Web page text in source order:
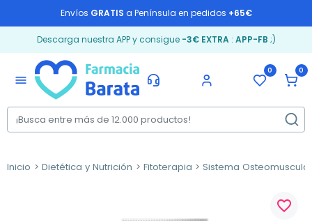
Envíos GRATIS a Península en pedidos +65€
Descarga nuestra APP y consigue -3€ EXTRA: APP-FB ;)
menu
0 0
Inicio Dietética y Nutrición Fitoterapia Sistema
favorite_border